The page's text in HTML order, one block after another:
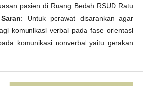
pasien di Ruang Bedah RSUD Ratu
Saran: Untuk perawat disarankan agar
komunikasi verbal pada fase orientasi
komunikasi nonverbal yaitu gerakan